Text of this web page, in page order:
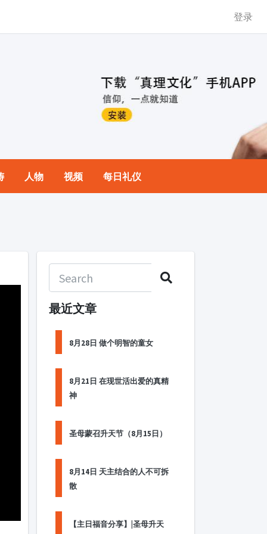
登录
人物 视频 每日礼仪
最近文章
8月28日 做个明智的童女
8月21日 在现世活出爱的真精
神
圣母蒙召升天节（8月15日）
8月14日 天主结合的人不可拆
散
【主日福音分享】|圣母升天